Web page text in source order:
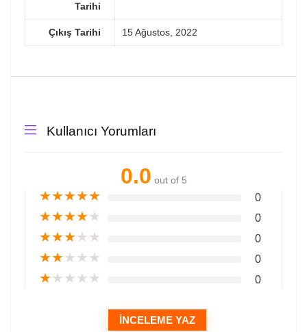
Tarihi
Çıkış Tarihi 15 Ağustos, 2022
Kullanıcı Yorumları
0.0 out of 5
★★★★★ 0
★★★★★ 0
★★★★★ 0
★★★★★ 0
★★★★★ 0
İNCELEME YAZ